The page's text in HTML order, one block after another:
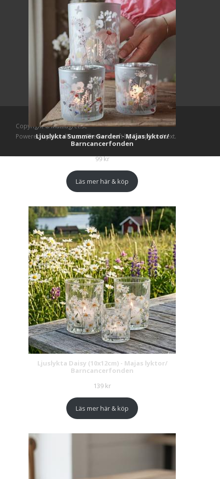
Ljuslykta Summer Garden - Majas lyktor/
Barncancerfonden
99kr
Läs mer här & köp
Ljuslykta Daisy (10x12cm) - Majas lyktor/
Barncancerfonden
139 kr
Läs mer här & köp
Copyright © Mattlagret.se
Powered by WordPress, Themei-craftby TemplatesNext.